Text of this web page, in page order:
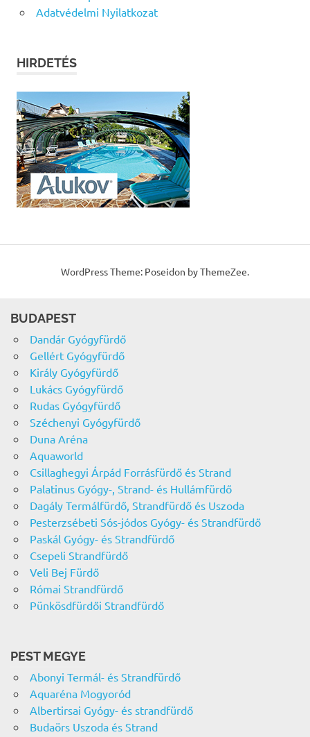
Adatvédelmi Nyilatkozat
HIRDETÉS
WordPress Theme: Poseidon by ThemeZee.
BUDAPEST
Dandár Gyógyfürdő
Gellért Gyógyfürdő
Király Gyógyfürdő
Lukács Gyógyfürdő
Rudas Gyógyfürdő
Széchenyi Gyógyfürdő
Duna Aréna
Aquaworld
Csillaghegyi Árpád Forrásfürdő és Strand
Palatinus Gyógy-, Strand- és Hullámfürdő
Dagály Termálfürdő, Strandfürdő és Uszoda
Pesterzsébeti Sós-jódos Gyógy- és Strandfürdő
Paskál Gyógy- és Strandfürdő
Csepeli Strandfürdő
Veli Bej Fürdő
Római Strandfürdő
Pünkösdfürdői Strandfürdő
PEST MEGYE
Abonyi Termál- és Strandfürdő
Aquaréna Mogyoród
Albertirsai Gyógy- és strandfürdő
Budaörs Uszoda és Strand